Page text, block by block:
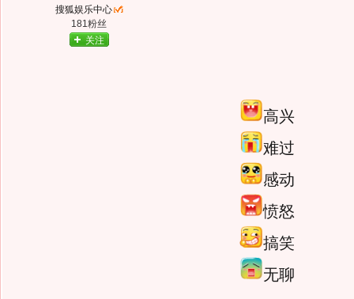
搜狐娱乐中心
181粉丝
关注
高兴
难过
感动
愤怒
搞笑
无聊